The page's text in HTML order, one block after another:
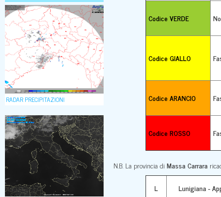
RADAR PRECIPITAZIONI
Codice VERDE
Codice GIALLO
Codice ARANCIO
Codice ROSSO
N.B. La provincia di Massa Carrara
L
Lunigiana -